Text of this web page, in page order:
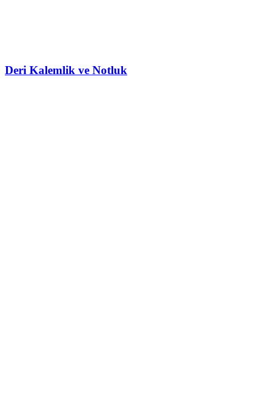
Deri Kalemlik ve Notluk